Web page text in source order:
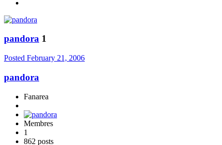
pandora 1
Posted February 21, 2006
pandora
Fanarea
Membres
1
862 posts